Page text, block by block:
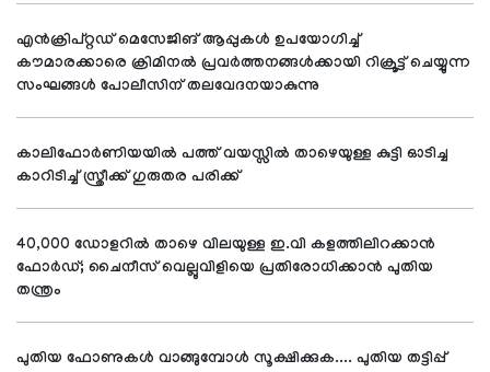
എൻക്രിപ്റ്റഡ് മെസേജിങ് ആപ്പുകൾ ഉപയോഗിച്ച്
കൗമാരക്കാരെ ക്രിമിനൽ പ്രവർത്തനങ്ങൾക്കായി റിക്രൂട്ട് ചെയ്യുന്ന
സംഘങ്ങൾ പോലീസിന് തലവേദനയാകുന്നു
കാലിഫോർണിയയിൽ പത്ത് വയസ്സിൽ താഴെയുള്ള കുട്ടി ഓടിച്ച
കാറിടിച്ച് സ്ത്രീക്ക് ഗുരുതര പരിക്ക്
40,000 ഡോളറിൽ താഴെ വിലയുള്ള ഇ.വി കളത്തിലിറക്കാൻ
ഫോർഡ്; ചൈനീസ് വെല്ലുവിളിയെ പ്രതിരോധിക്കാൻ പുതിയ
തന്ത്രം
പുതിയ ഫോണുകൾ വാങ്ങുമ്പോൾ സൂക്ഷിക്കുക.... പുതിയ തട്ടിപ്പ്